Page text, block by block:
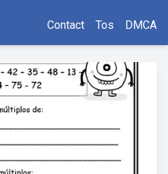
Contact Tos DMCA